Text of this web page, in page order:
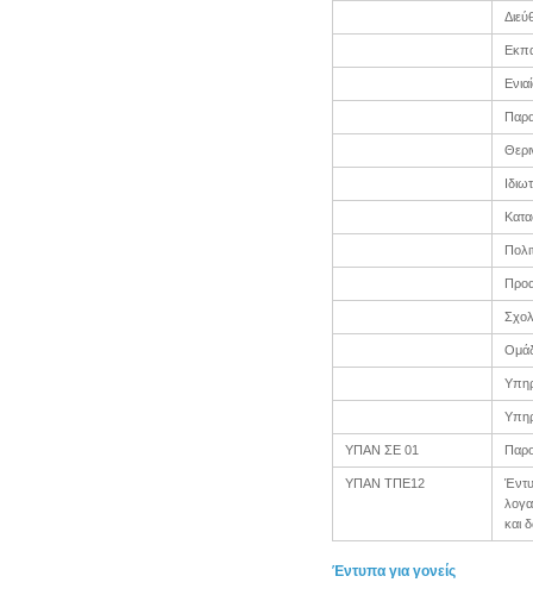
ΥΠΑΝ ΣΕ 01
ΥΠΑΝ ΤΠΕ12
και
Έντυπα για γονείς